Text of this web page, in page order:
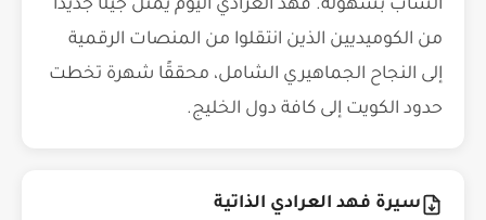
الشاب بسهولة. فهد العرادي اليوم يمثل جيلًا جديدًا
من الكوميديين الذين انتقلوا من المنصات الرقمية
إلى النجاح الجماهيري الشامل، محققًا شهرة تخطت
حدود الكويت إلى كافة دول الخليج.
سيرة فهد العرادي الذاتية